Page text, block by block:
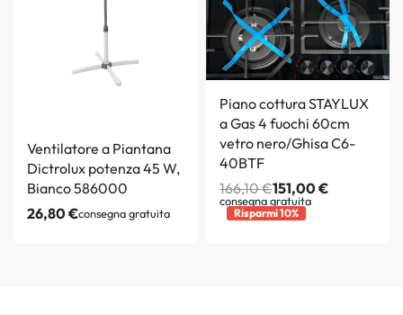
Ventilatore a Piantana
Dictrolux potenza 45 W,
Bianco 586000
26,80€consegna gratuita
Piano cottura STAYLUX
a Gas 4 fuochi 60cm
vetro nero/Ghisa C6-
40BTF
166,10€151,00€
consegna gratuita
Risparmi 10%